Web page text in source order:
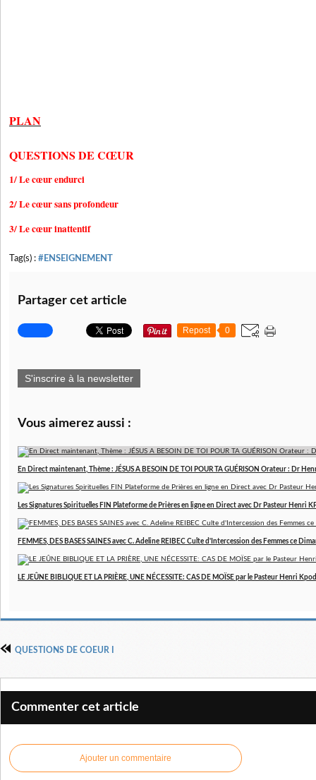
PLAN
QUESTIONS DE CŒUR
1/ Le cœur endurci
2/ Le cœur sans profondeur
3/ Le cœur inattentif
Tag(s) : #ENSEIGNEMENT
Partager cet article
Repost 0
S'inscrire à la newsletter
Vous aimerez aussi :
En Direct maintenant, Thème : JÉSUS A BESOIN DE TOI POUR TA GUÉRISON Orateur : Dr
Les Signatures Spirituelles FIN Plateforme de Prières en ligne en Direct avec Dr Pasteur Henri
FEMMES, DES BASES SAINES avec C. Adeline REIBEC Culte d'Intercession des Femmes ce
LE JEÛNE BIBLIQUE ET LA PRIÈRE, UNE NÉCESSITE: CAS DE MOÏSE par le Pasteur Henri
QUESTIONS DE COEUR I
Commenter cet article
Ajouter un commentaire